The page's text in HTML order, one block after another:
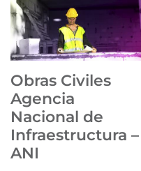
Obras Civiles
Agencia
Nacional de
Infraestructura –
ANI